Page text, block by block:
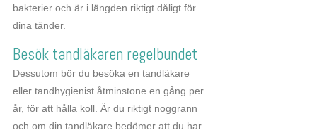
bakterier och är i längden riktigt dåligt för
dina tänder.
Besök tandläkaren regelbundet
Dessutom bör du besöka en tandläkare
eller tandhygienist åtminstone en gång per
år, för att hålla koll. Är du riktigt noggrann
och om din tandläkare bedömer att du har